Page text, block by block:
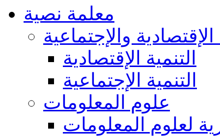
معلمة نصية
الإقتصادية والإجتماعية
التنمية الإقتصادية
التنمية الإجتماعية
علوم المعلومات
لعلوم المعلومات